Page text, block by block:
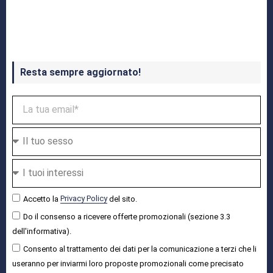
Resta sempre aggiornato!
Accetto la Privacy Policydel sito.
Do il consenso a ricevere offerte promozionali (sezione 3.3
dell'informativa).
Consento al trattamento dei dati per la comunicazione a terzi che li
useranno per inviarmi loro proposte promozionali come precisato